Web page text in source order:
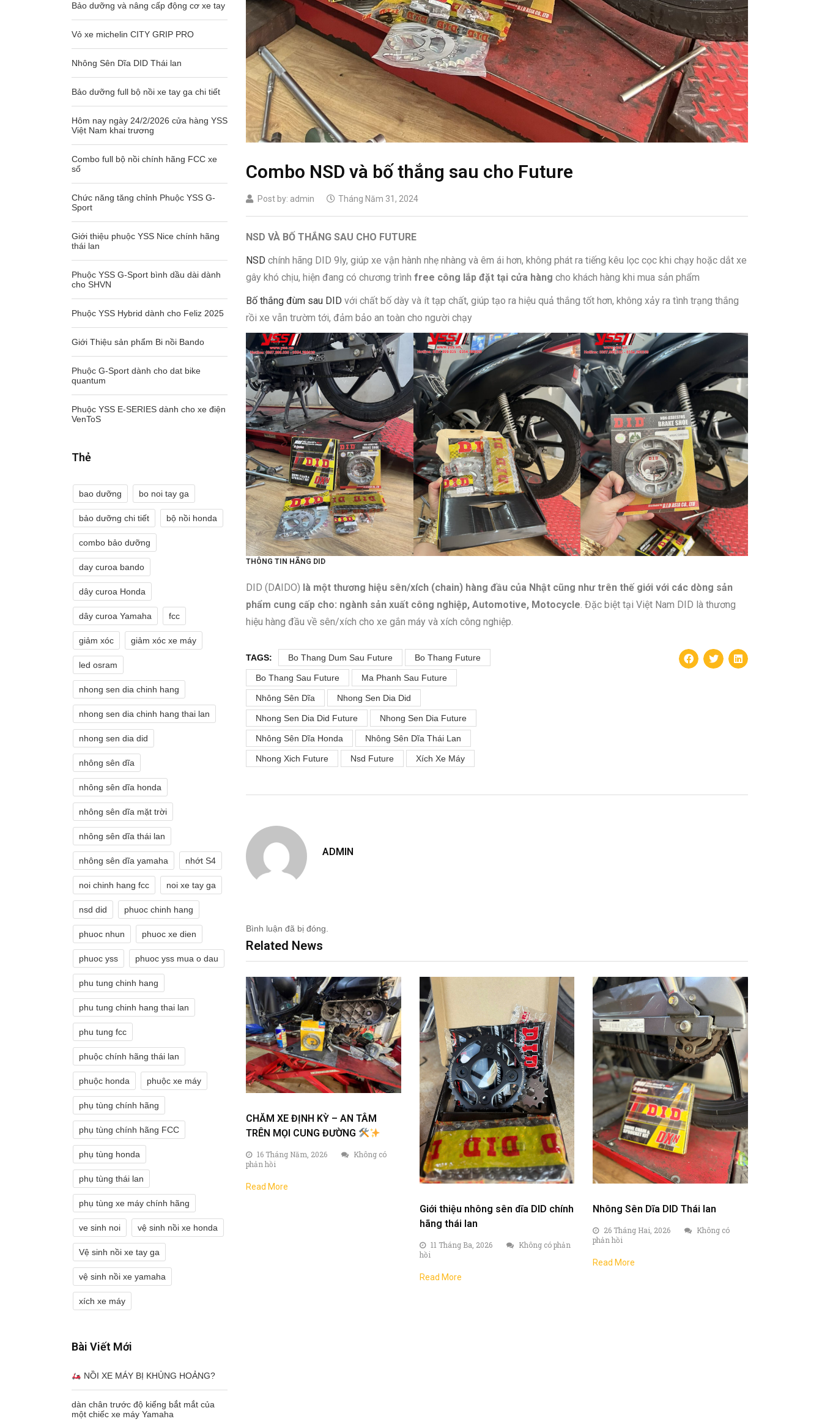
Bảo dưỡng và nâng cấp động cơ xe tay
Vỏ xe michelin CITY GRIP PRO
Nhông Sên Dĩa DID Thái lan
Bảo dưỡng full bộ nồi xe tay ga chi tiết
Hôm nay ngày 24/2/2026 cửa hàng YSS
Việt Nam khai trương
Combo full bộ nồi chính hãng FCC xe
số
Chức năng tăng chỉnh Phuộc YSS G-
Sport
Giới thiệu phuộc YSS Nice chính hãng
thái lan
Phuộc YSS G-Sport bình dầu dài dành
cho SHVN
Phuộc YSS Hybrid dành cho Feliz 2025
Giới Thiệu sản phẩm Bi nồi Bando
Phuộc G-Sport dành cho dat bike
quantum
Phuộc YSS E-SERIES dành cho xe điện
VenToS
Thẻ
bao dưỡng bo noi tay ga
bảo dưỡng chi tiết bộ nồi honda
combo bảo dưỡng
day curoa bando
dây curoa Honda
dây curoa Yamaha fcc
giảm xóc giảm xóc xe máy
led osram
nhong sen dia chinh hang
nhong sen dia chinh hang thai lan
nhong sen dia did
nhông sên dĩa
nhông sên dĩa honda
nhông sên dĩa mặt trời
nhông sên dĩa thái lan
nhông sên dĩa yamaha nhớt S4
noi chinh hang fcc noi xe tay ga
nsd did phuoc chinh hang
phuoc nhun phuoc xe dien
phuoc yss phuoc yss mua o dau
phu tung chinh hang
phu tung chinh hang thai lan
phu tung fcc
phuộc chính hãng thái lan
phuộc honda phuộc xe máy
phụ tùng chính hãng
phụ tùng chính hãng FCC
phụ tùng honda
phụ tùng thái lan
phụ tùng xe máy chính hãng
ve sinh noi vệ sinh nồi xe honda
Vệ sinh nồi xe tay ga
vệ sinh nồi xe yamaha
xích xe máy
Bài Viết Mới
NỒI XE MÁY BỊ KHỦNG HOẢNG?
dàn chân trước độ kiểng bắt mắt của
một chiếc xe máy Yamaha
Combo NSD và bố thắng sau cho Future
Post by: admin Tháng Năm 31, 2024
NSD VÀ BỐ THẮNG SAU CHO FUTURE
NSD chính hãng DID 9ly, giúp xe vận hành nhẹ nhàng và êm ái hơn, không phát ra tiếng kêu lọc cọc khi chạy hoặc dắt xe
gây khó chịu, hiện đang có chương trình free công lắp đặt tại cửa hàng cho khách hàng khi mua sản phẩm
Bố thắng đùm sau DID với chất bố dày và ít tạp chất, giúp tạo ra hiệu quả thắng tốt hơn, không xảy ra tình trạng thắng
rồi xe vẫn trườm tới, đảm bảo an toàn cho người chạy
THÔNG TIN HÃNG DID
DID (DAIDO) là một thương hiệu sên/xích (chain) hàng đầu của Nhật cũng như trên thế giới với các dòng sản
phẩm cung cấp cho: ngành sản xuất công nghiệp, Automotive, Motocycle. Đặc biệt tại Việt Nam DID là thương
hiệu hàng đầu về sên/xích cho xe gắn máy và xích công nghiệp.
TAGS: Bo Thang Dum Sau Future Bo Thang Future
Bo Thang Sau Future Ma Phanh Sau Future
Nhông Sên Dĩa Nhong Sen Dia Did
Nhong Sen Dia Did Future Nhong Sen Dia Future
Nhông Sên Dĩa Honda Nhông Sên Dĩa Thái Lan
Nhong Xich Future Nsd Future Xích Xe Máy
ADMIN
Bình luận đã bị đóng.
Related News
CHĂM XE ĐỊNH KỲ – AN TÂM
TRÊN MỌI CUNG ĐƯỜNG
16 Tháng Năm, 2026
Không có
phản hồi
Read More
Giới thiệu nhông sên dĩa DID chính
hãng thái lan
11 Tháng Ba, 2026
Không có phản
hồi
Read More
Nhông Sên Dĩa DID Thái lan
26 Tháng Hai, 2026
Không có
phản hồi
Read More